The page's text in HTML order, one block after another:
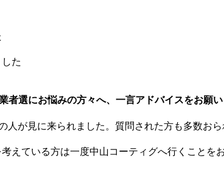
た
選にお悩みの方々へ、一言アドバイスをお願い
が見に来られました。質問された方も多数おら
えている方は一度中山コーティグへ行くことを